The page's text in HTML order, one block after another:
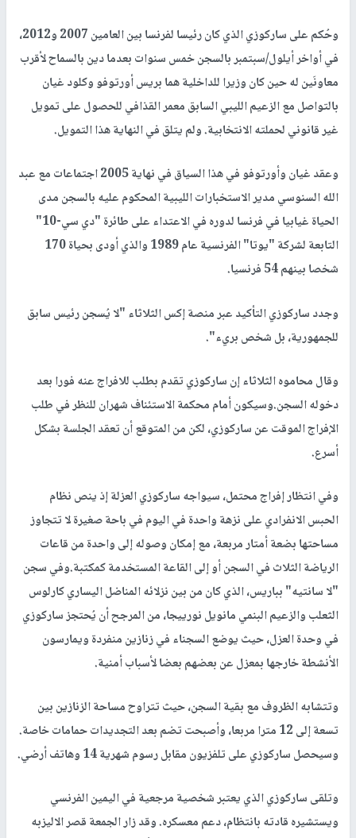
وحُكم على ساركوزي الذي كان رئيسا لفرنسا بين العامين 2007 و2012،
في أواخر أيلول/سبتمبر بالسجن خمس سنوات بعدما دين بالسماح لأقرب
معاونَين له حين كان وزيرا للداخلية هما بريس أورتوفو وكلود غيان
بالتواصل مع الزعيم الليبي السابق معمر القذافي للحصول على تمويل
غير قانوني لحملته الانتخابية. ولم يتلق في النهاية هذا التمويل.
وعقد غيان وأورتوفو في هذا السياق في نهاية 2005 اجتماعات مع عبد
الله السنوسي مدير الاستخبارات الليبية المحكوم عليه بالسجن مدى
الحياة غيابيا في فرنسا لدوره في الاعتداء على طائرة "دي سي-10"
التابعة لشركة "يوتا" الفرنسية عام 1989 والذي أودى بحياة 170
شخصا بينهم 54 فرنسيا.
وجدد ساركوزي التأكيد عبر منصة إكس الثلاثاء "لا يُسجن رئيس سابق
للجمهورية، بل شخص بريء".
وقال محاموه الثلاثاء إن ساركوزي تقدم بطلب للافراج عنه فورا بعد
دخوله السجن.وسيكون أمام محكمة الاستئناف شهران للنظر في طلب
الإفراج الموقت عن ساركوزي، لكن من المتوقع أن تعقد الجلسة بشكل
أسرع.
وفي انتظار إفراج محتمل، سيواجه ساركوزي العزلة إذ ينص نظام
الحبس الانفرادي على نزهة واحدة في اليوم في باحة صغيرة لا تتجاوز
مساحتها بضعة أمتار مربعة، مع إمكان وصوله إلى واحدة من قاعات
الرياضة الثلاث في السجن أو إلى القاعة المستخدمة كمكتبة.وفي سجن
"لا سانتيه" بباريس، الذي كان من بين نزلائه المناضل اليساري كارلوس
الثعلب والزعيم البنمي مانويل نورييجا، من المرجح أن يُحتجز ساركوزي
في وحدة العزل، حيث يوضع السجناء في زنازين منفردة ويمارسون
الأنشطة خارجها بمعزل عن بعضهم بعضا لأسباب أمنية.
وتتشابه الظروف مع بقية السجن، حيث تتراوح مساحة الزنازين بين
تسعة إلى 12 مترا مربعا، وأصبحت تضم بعد التجديدات حمامات خاصة.
وسيحصل ساركوزي على تلفزيون مقابل رسوم شهرية 14 وهاتف أرضي.
وتلقى ساركوزي الذي يعتبر شخصية مرجعية في اليمين الفرنسي
ويستشيره قادته بانتظام، دعم معسكره. وقد زار الجمعة قصر الاليزبه